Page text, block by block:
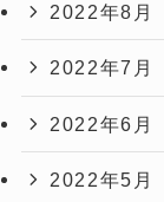
2022年8月
2022年7月
2022年6月
2022年5月